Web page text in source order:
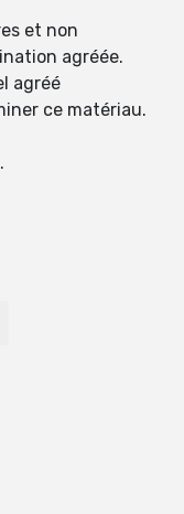
et non
agréée.
agréé
ce matériau.